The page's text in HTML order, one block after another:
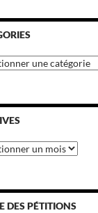
DES PÉTITIONS